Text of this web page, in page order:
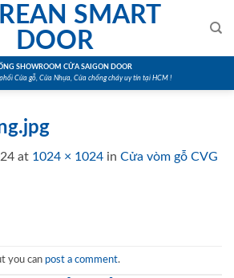
SHOWROOM CỬA SAIGON DOOR
Cửa gỗ, Cửa Nhựa, Cửa chống cháy uy tín tại HCM !
at 1024 × 1024 in Cửa vòm gỗ CVG
you can post a comment.